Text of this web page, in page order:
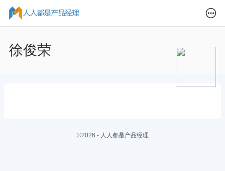
徐俊荣
©2026 - 人人都是产品经理